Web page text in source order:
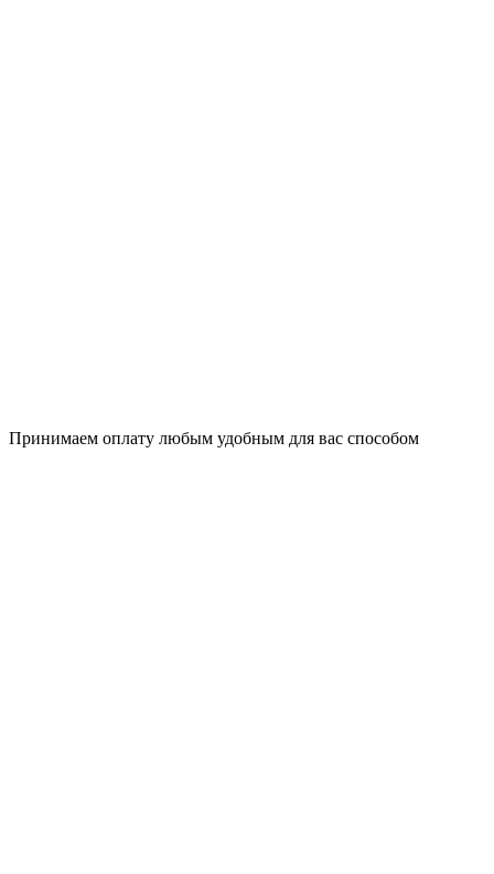
Принимаем оплату любым удобным для вас способом